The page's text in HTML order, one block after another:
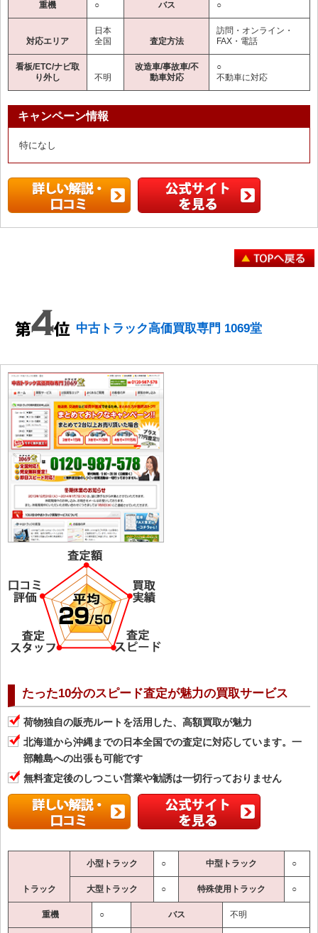
重機 ○ バス ○
対応エリア
日本
全国
査定方法
訪問・オンライン・
FAX・電話
看板/ETC/ナビ取
り外し
不明
改造車/事故車/不
動車対応
○
不動車に対応
キャンペーン情報
特になし
中古トラック高価買取専門 1069堂
たった10分のスピード査定が魅力の買取サービス
荷物独自の販売ルートを活用した、高額買取が魅力
北海道から沖縄までの日本全国での査定に対応しています。一
部離島への出張も可能です
無料査定後のしつこい営業や勧誘は一切行っておりません
トラック
小型トラック ○ 中型トラック ○
大型トラック ○ 特殊使用トラック ○
重機 ○ バス 不明